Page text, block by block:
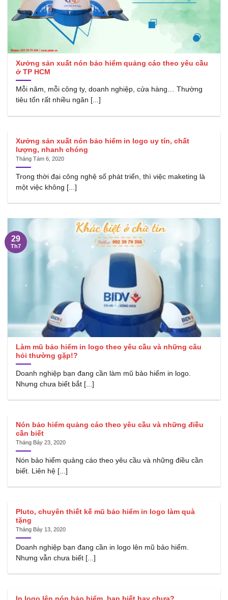
Xưởng sản xuất nón bảo hiểm quảng cáo theo yêu cầu
ở TP HCM
Mỗi năm, mỗi công ty, doanh nghiệp, cửa hàng… Thường
tiêu tốn rất nhiều ngân [...]
Xưởng sản xuất nón bảo hiểm in logo uy tín, chất
lượng, nhanh chóng
Tháng Tám 6, 2020
Trong thời đại công nghệ số phát triển, thì việc maketing là
một việc không [...]
Làm mũ bảo hiểm in logo theo yêu cầu và những câu
hỏi thường gặp!?
Doanh nghiệp bạn đang cần làm mũ bảo hiểm in logo.
Nhưng chưa biết bắt [...]
29
Th7
Nón bảo hiểm quảng cáo theo yêu cầu và những điều
cần biết
Tháng Bảy 23, 2020
Nón bảo hiểm quảng cáo theo yêu cầu và những điều cần
biết. Liên hệ [...]
Pluto, chuyên thiết kế mũ bảo hiểm in logo làm quà
tặng
Tháng Bảy 13, 2020
Doanh nghiệp bạn đang cần in logo lên mũ bảo hiểm.
Nhưng vẫn chưa biết [...]